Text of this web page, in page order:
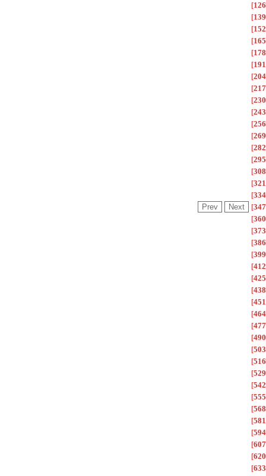
[126
[139
[152
[165
[178
[191
[204
[217
[230
[243
[256
[269
[282
[295
[308
[321
[334
[347
[360
[373
[386
[399
[412
[425
[438
[451
[464
[477
[490
[503
[516
[529
[542
[555
[568
[581
[594
[607
[620
[633